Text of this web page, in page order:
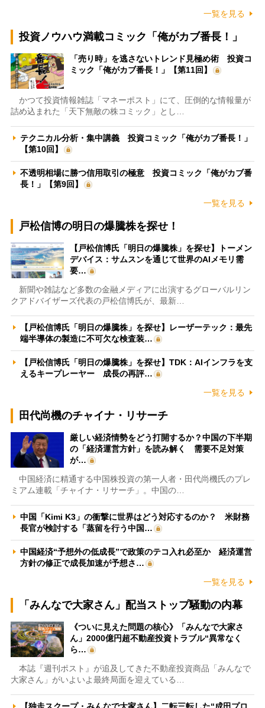
一覧を見る
投資ノウハウ満載コミック「俺がカブ番長！」
「売り時」を逃さないトレンド見極め術 投資コ
ミック「俺がカブ番長！」【第11回】
かつて投資情報雑誌「マネーポスト」にて、圧倒的な情報量が
詰め込まれた「天下無敵の株コミック」とし…
テクニカル分析・集中講義 投資コミック「俺がカブ番長！」
【第10回】
不透明相場に勝つ信用取引の極意 投資コミック「俺がカブ番
長！」【第9回】
一覧を見る
戸松信博の明日の爆騰株を探せ！
【戸松信博氏「明日の爆騰株」を探せ】トーメン
デバイス：サムスンを通じて世界のAIメモリ需
要…
新聞や雑誌など多数の金融メディアに出演するグローバルリン
クアドバイザーズ代表の戸松信博氏が、最新…
【戸松信博氏「明日の爆騰株」を探せ】レーザーテック：最先
端半導体の製造に不可欠な検査装…
【戸松信博氏「明日の爆騰株」を探せ】TDK：AIインフラを支
えるキープレーヤー 成長の再評…
一覧を見る
田代尚機のチャイナ・リサーチ
厳しい経済情勢をどう打開するか？中国の下半期
の「経済運営方針」を読み解く 需要不足対策
が…
中国経済に精通する中国株投資の第一人者・田代尚機氏のプレ
ミアム連載「チャイナ・リサーチ」。中国の…
中国「Kimi K3」の衝撃に世界はどう対応するのか？ 米財務
長官が検討する「蒸留を行う中国…
中国経済“予想外の低成長”で政策のテコ入れ必至か 経済運営
方針の修正で成長加速が予想さ…
一覧を見る
「みんなで大家さん」配当ストップ騒動の内幕
《ついに見えた問題の核心》「みんなで大家さ
ん」2000億円超不動産投資トラブル“異常なく
ら…
本誌『週刊ポスト』が追及してきた不動産投資商品「みんなで
大家さん」がいよいよ最終局面を迎えている…
【独走スクープ・みんなで大家さん】二転三転した“成田プロ